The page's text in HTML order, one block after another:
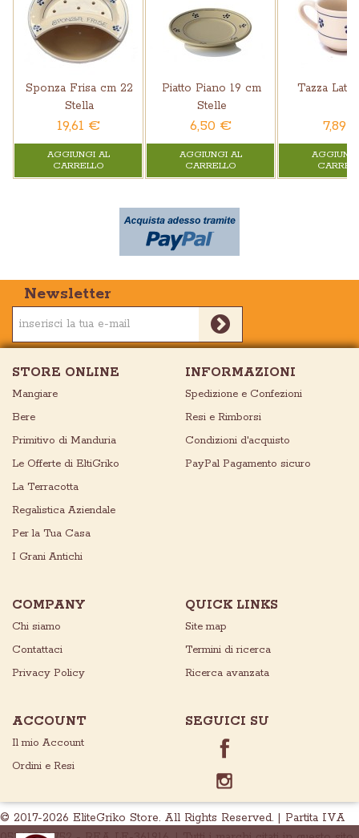
Sponza Frisa cm 22
Stella
19,61 €
AGGIUNGI AL
CARRELLO
Piatto Piano 19 cm
Stelle
6,50 €
AGGIUNGI AL
CARRELLO
Tazza
7,89
Newsletter
STORE ONLINE
Mangiare
Bere
Primitivo di Manduria
Le Offerte di EltiGriko
La Terracotta
Regalistica Aziendale
Per la Tua Casa
I Grani Antichi
INFORMAZIONI
Spedizione e Confezioni
Resi e Rimborsi
Condizioni d'acquisto
PayPal Pagamento sicuro
COMPANY
Chi siamo
Contattaci
Privacy Policy
QUICK LINKS
Site map
Termini di ricerca
Ricerca avanzata
ACCOUNT
Il mio Account
Ordini e Resi
SEGUICI SU
© 2017-2026 EliteGriko Store. All Rights Reserved. | Partita IVA